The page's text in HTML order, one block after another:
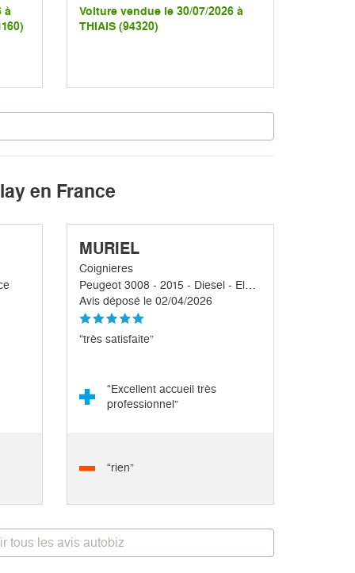
à
Voiture vendue le 30/07/2026 à
THIAIS (94320)
en France
MURIEL
Coignieres
Peugeot 3008 - 2015 - Diesel - Electrique
Avis déposé le 02/04/2026
“très satisfaite”
“Excellent accueil très
professionnel”
“rien”
tous les avis autobiz